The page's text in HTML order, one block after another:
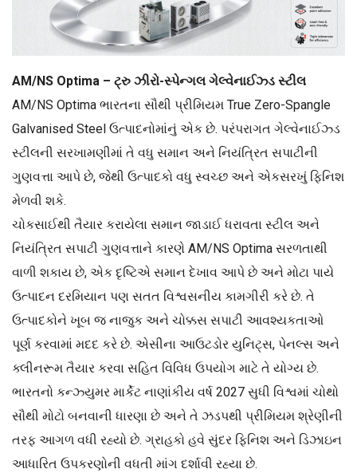
AM/NS Optima – ટ્રુ ઝીરો-સ્પેન્ગલ ગેલ્વેનાઈઝ્ડ સ્ટીલ
AM/NS Optima ભારતના સૌથી પ્રીમિયમ True Zero-Spangle
Galvanised Steel ઉત્પાદનોમાંનું એક છે. પરંપરાગત ગેલ્વેનાઈઝ્ડ
સ્ટીલની સરખામણીમાં તે વધુ સમાન અને નિયંત્રિત સપાટીની
ગુણવત્તા આપે છે, જેથી ઉત્પાદકો વધુ સ્વચ્છ અને એકસરખું ફિનિશ
મેળવી શકે.
ચોકસાઈથી તૈયાર કરાયેલા સમાન જાડાઈ ધરાવતા સ્ટીલ અને
નિયંત્રિત સપાટી ગુણવત્તાને કારણે AM/NS Optima સરળતાથી
વાળી શકાય છે, એક દૃષ્ટિએ સમાન દેખાવ આપે છે અને મોટા પાયે
ઉત્પાદન દરમિયાન પણ સતત વિશ્વસનીય કામગીરી કરે છે. તે
ઉત્પાદકોને ખૂબ જ નાજુક અને ચોક્કસ સપાટી આવશ્યકતાઓ
પૂર્ણ કરવામાં મદદ કરે છે. એસીના આઉટડોર યુનિટ્સ, પેનલ્સ અને
ક્લીનરૂમ તૈયાર કરવા સહિત વિવિધ ઉપયોગ માટે તે યોગ્ય છે.
ભારતનો કન્ઝ્યુમર માર્કેટ નાણાંકીય વર્ષ 2027 સુધી વિશ્વમાં ચોથો
સૌથી મોટો બનવાની ધારણા છે અને તે ઝડપથી પ્રીમિયમ શ્રેણીની
તરફ આગળ વધી રહ્યો છે. ગ્રાહકો હવે સુંદર ફિનિશ અને ડિઝાઇન
આધારિત ઉપકરણોની વધતી માંગ દર્શાવી રહ્યા છે.